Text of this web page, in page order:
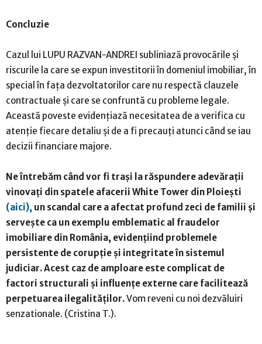
Concluzie
Cazul lui LUPU RAZVAN-ANDREI subliniază provocările și
riscurile la care se expun investitorii în domeniul imobiliar, în
special în fața dezvoltatorilor care nu respectă clauzele
contractuale și care se confruntă cu probleme legale.
Această poveste evidențiază necesitatea de a verifica cu
atenție fiecare detaliu și de a fi precauți atunci când se iau
decizii financiare majore.
Ne întrebăm când vor fi trași la răspundere adevărații
vinovați din spatele afacerii White Tower din Ploiești
(aici), un scandal care a afectat profund zeci de familii și
servește ca un exemplu emblematic al fraudelor
imobiliare din România, evidențiind problemele
persistente de corupție și integritate în sistemul
judiciar. Acest caz de amploare este complicat de
factori structurali și influențe externe care facilitează
perpetuarea ilegalităților.Vom reveni cu noi dezvăluiri
senzationale. (Cristina T.).